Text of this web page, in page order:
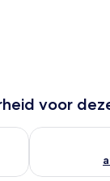
voor
vanavond aug
De